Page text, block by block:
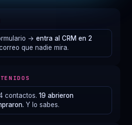
→ entra al CRM en 2
que nadie mira.
contactos. 19 abrieron
Y lo sabes.